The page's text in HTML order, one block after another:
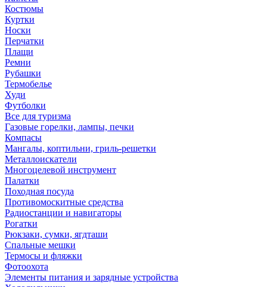
Костюмы
Куртки
Носки
Перчатки
Плащи
Ремни
Рубашки
Термобелье
Худи
Футболки
Все для туризма
Газовые горелки, лампы, печки
Компасы
Мангалы, коптильни, гриль-решетки
Металлоискатели
Многоцелевой инструмент
Палатки
Походная посуда
Противомоскитные средства
Радиостанции и навигаторы
Рогатки
Рюкзаки, сумки, ягдташи
Спальные мешки
Термосы и фляжки
Фотоохота
Элементы питания и зарядные устройства